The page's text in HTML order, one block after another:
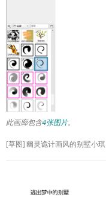
此画廊包含4张图片。
[草图] 幽灵诡计画风的别墅小琪